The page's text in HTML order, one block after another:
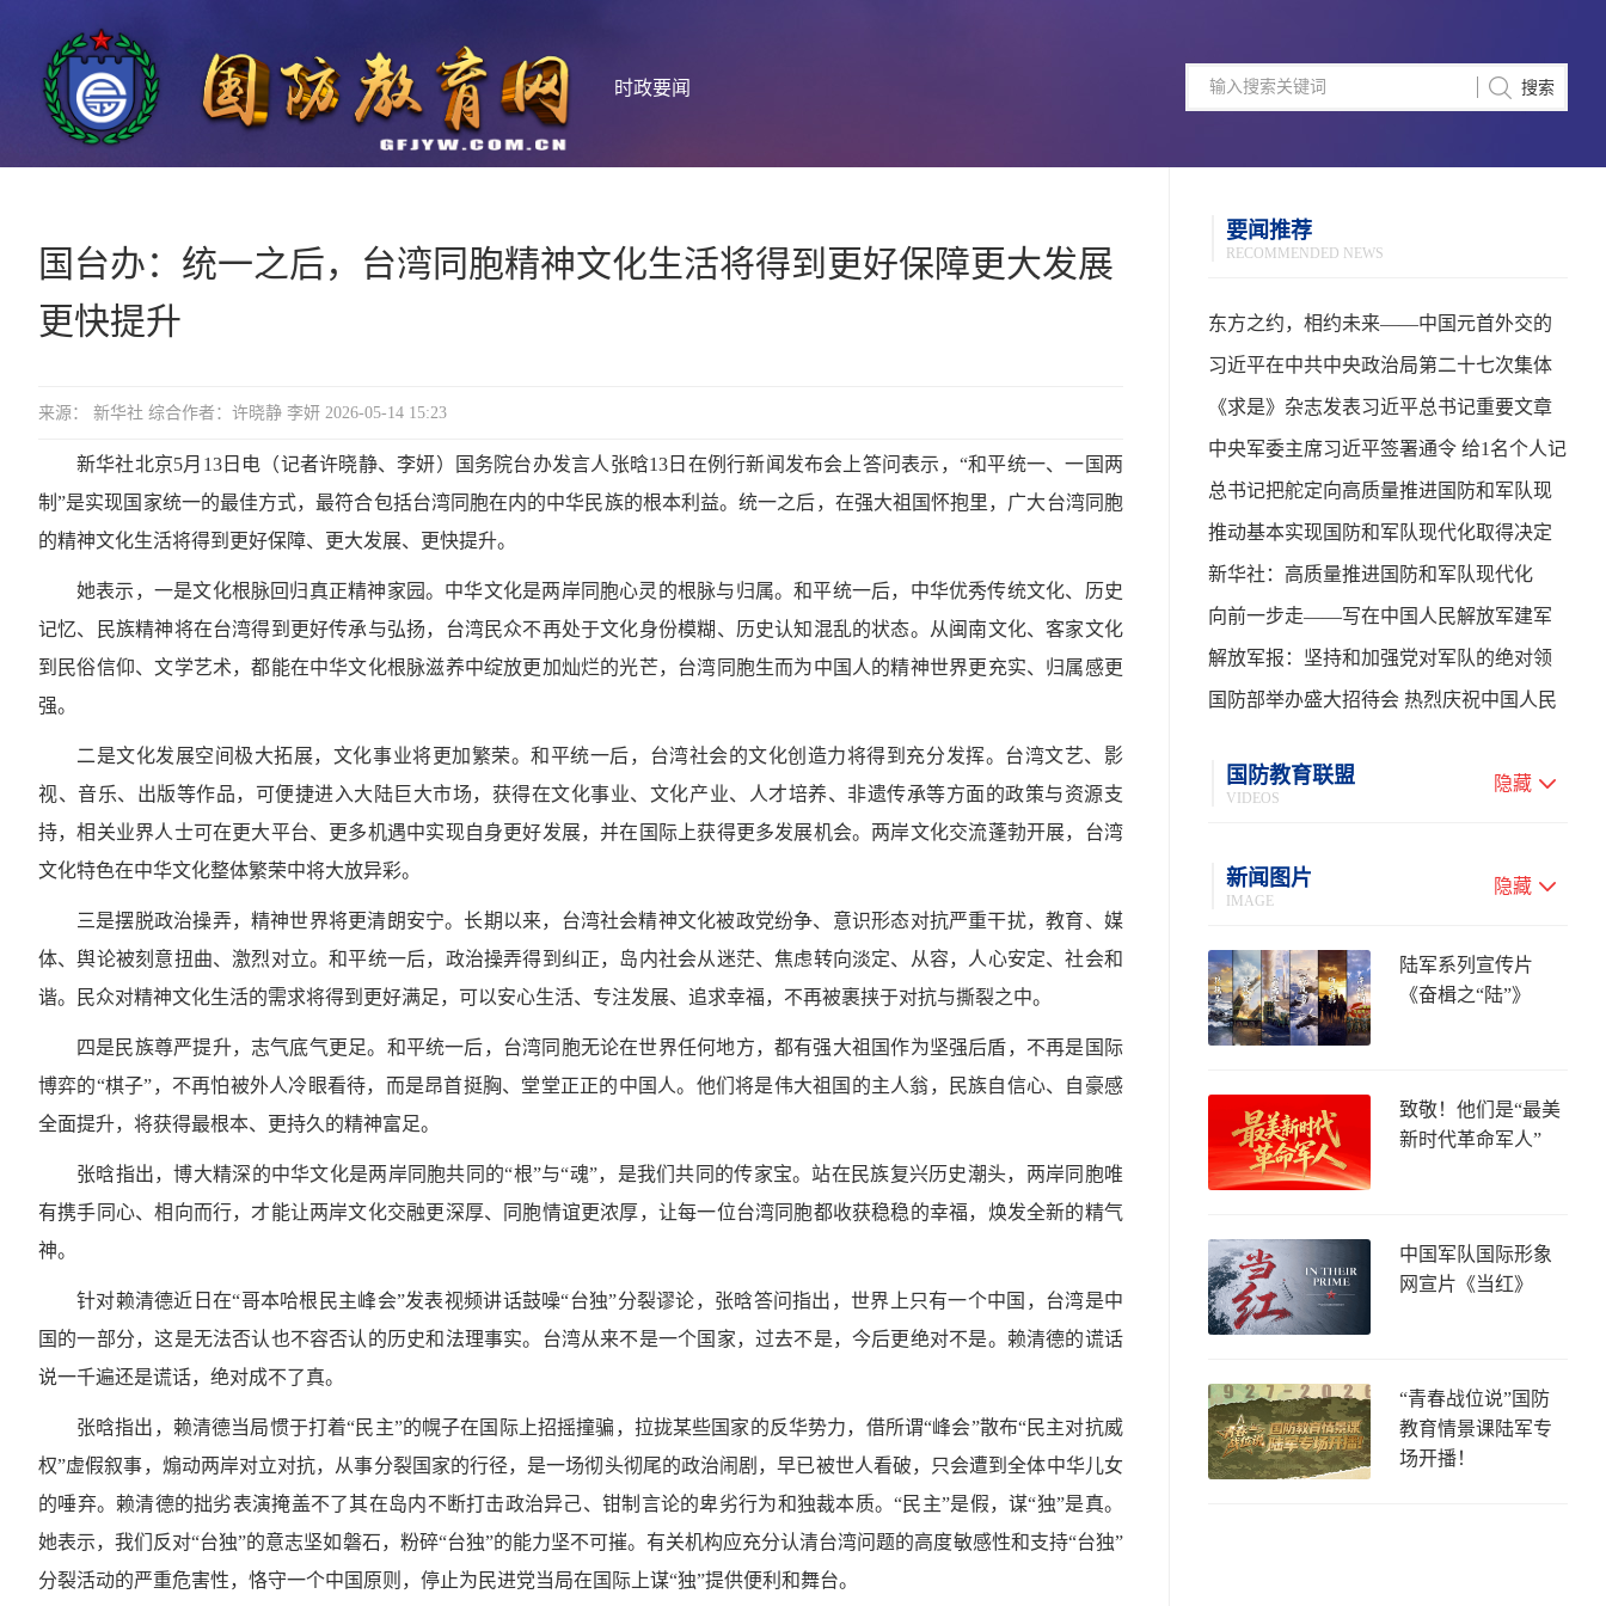
时政要闻
国台办：统一之后，台湾同胞精神文化生活将得到更好保障更大发展
更快提升
来源： 新华社 综合作者：许晓静 李妍 2026-05-14 15:23
新华社北京5月13日电（记者许晓静、李妍）国务院台办发言人张晗13日在例行新闻发布会上答问表示，“和平统一、一国两
制”是实现国家统一的最佳方式，最符合包括台湾同胞在内的中华民族的根本利益。统一之后，在强大祖国怀抱里，广大台湾同胞
的精神文化生活将得到更好保障、更大发展、更快提升。
她表示，一是文化根脉回归真正精神家园。中华文化是两岸同胞心灵的根脉与归属。和平统一后，中华优秀传统文化、历史
记忆、民族精神将在台湾得到更好传承与弘扬，台湾民众不再处于文化身份模糊、历史认知混乱的状态。从闽南文化、客家文化
到民俗信仰、文学艺术，都能在中华文化根脉滋养中绽放更加灿烂的光芒，台湾同胞生而为中国人的精神世界更充实、归属感更
强。
二是文化发展空间极大拓展，文化事业将更加繁荣。和平统一后，台湾社会的文化创造力将得到充分发挥。台湾文艺、影
视、音乐、出版等作品，可便捷进入大陆巨大市场，获得在文化事业、文化产业、人才培养、非遗传承等方面的政策与资源支
持，相关业界人士可在更大平台、更多机遇中实现自身更好发展，并在国际上获得更多发展机会。两岸文化交流蓬勃开展，台湾
文化特色在中华文化整体繁荣中将大放异彩。
三是摆脱政治操弄，精神世界将更清朗安宁。长期以来，台湾社会精神文化被政党纷争、意识形态对抗严重干扰，教育、媒
体、舆论被刻意扭曲、激烈对立。和平统一后，政治操弄得到纠正，岛内社会从迷茫、焦虑转向淡定、从容，人心安定、社会和
谐。民众对精神文化生活的需求将得到更好满足，可以安心生活、专注发展、追求幸福，不再被裹挟于对抗与撕裂之中。
四是民族尊严提升，志气底气更足。和平统一后，台湾同胞无论在世界任何地方，都有强大祖国作为坚强后盾，不再是国际
博弈的“棋子”，不再怕被外人冷眼看待，而是昂首挺胸、堂堂正正的中国人。他们将是伟大祖国的主人翁，民族自信心、自豪感
全面提升，将获得最根本、更持久的精神富足。
张晗指出，博大精深的中华文化是两岸同胞共同的“根”与“魂”，是我们共同的传家宝。站在民族复兴历史潮头，两岸同胞唯
有携手同心、相向而行，才能让两岸文化交融更深厚、同胞情谊更浓厚，让每一位台湾同胞都收获稳稳的幸福，焕发全新的精气
神。
针对赖清德近日在“哥本哈根民主峰会”发表视频讲话鼓噪“台独”分裂谬论，张晗答问指出，世界上只有一个中国，台湾是中
国的一部分，这是无法否认也不容否认的历史和法理事实。台湾从来不是一个国家，过去不是，今后更绝对不是。赖清德的谎话
说一千遍还是谎话，绝对成不了真。
张晗指出，赖清德当局惯于打着“民主”的幌子在国际上招摇撞骗，拉拢某些国家的反华势力，借所谓“峰会”散布“民主对抗威
权”虚假叙事，煽动两岸对立对抗，从事分裂国家的行径，是一场彻头彻尾的政治闹剧，早已被世人看破，只会遭到全体中华儿女
的唾弃。赖清德的拙劣表演掩盖不了其在岛内不断打击政治异己、钳制言论的卑劣行为和独裁本质。“民主”是假，谋“独”是真。
她表示，我们反对“台独”的意志坚如磐石，粉碎“台独”的能力坚不可摧。有关机构应充分认清台湾问题的高度敏感性和支持“台独”
分裂活动的严重危害性，恪守一个中国原则，停止为民进党当局在国际上谋“独”提供便利和舞台。
要闻推荐
RECOMMENDED NEWS
东方之约，相约未来——中国元首外交的
世界情怀与大国气派
习近平在中共中央政治局第二十七次集体
学习时强调 强化政治引领 深化创新发展 高
质量推进国防和军队现代化
《求是》杂志发表习近平总书记重要文章
中央军委主席习近平签署通令 给1名个人记
功
总书记把舵定向高质量推进国防和军队现
代化
推动基本实现国防和军队现代化取得决定
性进展——学习贯彻习主席在中共中央政
治局第二十七次集体学习时的重要讲话
新华社：高质量推进国防和军队现代化
向前一步走——写在中国人民解放军建军
99周年之际
解放军报：坚持和加强党对军队的绝对领
导 高质量推进国防和军队现代化
国防部举办盛大招待会 热烈庆祝中国人民
国防教育联盟
VIDEOS
隐藏
新闻图片
IMAGE
隐藏
陆军系列宣传片
《奋楫之“陆”》
致敬！他们是“最美
新时代革命军人”
中国军队国际形象
网宣片《当红》
“青春战位说”国防
教育情景课陆军专
场开播！